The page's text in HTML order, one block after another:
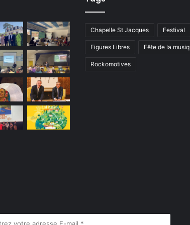
Chapelle St Jacques Festival
Figures Libres Fête de la
Rockomotives